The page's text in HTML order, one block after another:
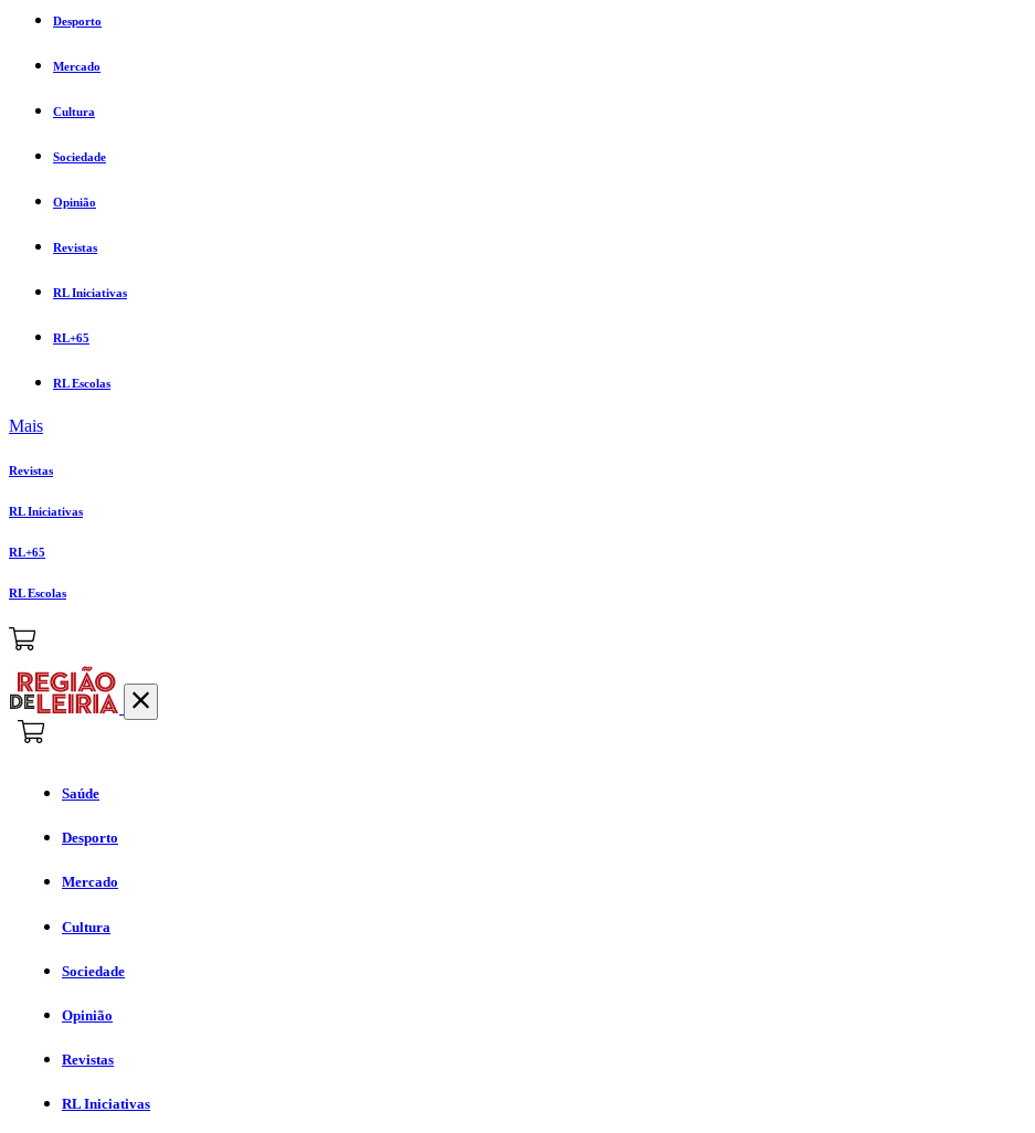
Desporto
Mercado
Cultura
Sociedade
Opinião
Revistas
RL Iniciativas
RL+65
RL Escolas
Mais
Revistas
RL Iniciativas
RL+65
RL Escolas
Saúde
Desporto
Mercado
Cultura
Sociedade
Opinião
Revistas
RL Iniciativas